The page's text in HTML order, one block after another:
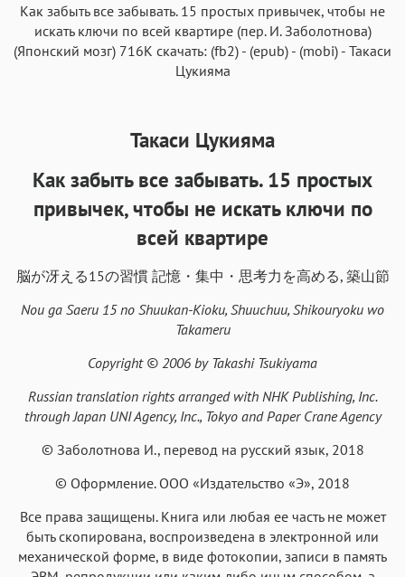
Аа Аа
Аа Аа Аа Аа
Аа
Courier
Аа
Courier New
Аа
Menlo
Аа
SF Mono
Как забыть все забывать. 15 простых привычек, чтобы не
искать ключи по всей квартире(пер. И. Заболотнова)
(Японский мозг) 716K скачать: (fb2) - (epub) - (mobi) - Такаси
Цукияма
Такаси Цукияма
Как забыть все забывать. 15 простых
привычек, чтобы не искать ключи по
всей квартире
脳が冴える15の習慣 記憶・集中・思考力を高める, 築山節
Nou ga Saeru 15 no Shuukan-Kioku, Shuuchuu, Shikouryoku wo
Takameru
Copyright © 2006 by Takashi Tsukiyama
Russian translation rights arranged with NHK Publishing, Inc.
through Japan UNI Agency, Inc., Tokyo and Paper Crane Agency
© Заболотнова И., перевод на русский язык, 2018
© Оформление. ООО «Издательство «Э», 2018
Все права защищены. Книга или любая ее часть не может
быть скопирована, воспроизведена в электронной или
механической форме, в виде фотокопии, записи в память